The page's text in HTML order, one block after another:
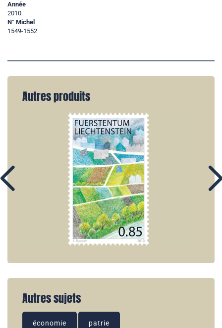
Année
2010
N° Michel
1549-1552
Autres produits
Autres sujets
économie patrie